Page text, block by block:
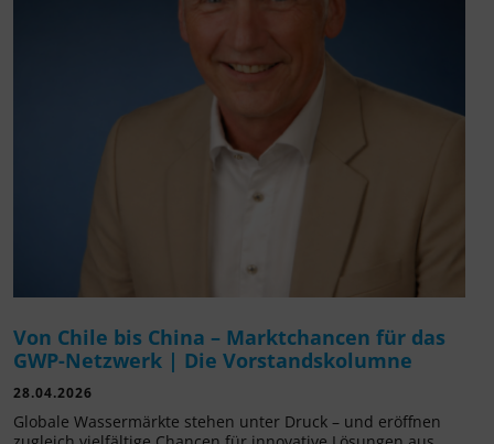
Von Chile bis China – Marktchancen für das
GWP-Netzwerk | Die Vorstandskolumne
28.04.2026
Globale Wassermärkte stehen unter Druck – und eröffnen